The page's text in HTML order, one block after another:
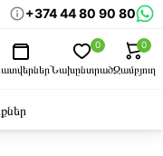
+374 44 80 90 80
Նախընտրած
0
Զամբյուղ
0